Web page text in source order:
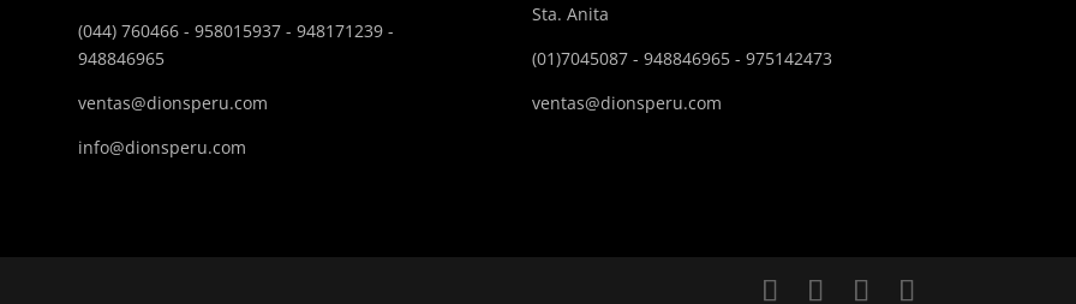
(044) 760466 - 958015937 - 948171239 -
948846965
ventas@dionsperu.com
info@dionsperu.com
Sta. Anita
(01)7045087 - 948846965 - 975142473
ventas@dionsperu.com